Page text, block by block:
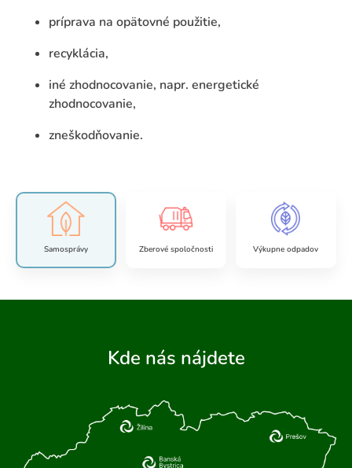
príprava na opätovné použitie,
recyklácia,
iné zhodnocovanie, napr. energetické
zhodnocovanie,
zneškodňovanie.
Samosprávy Zberové spoločnosti Výkupne odpadov
Kde nás nájdete